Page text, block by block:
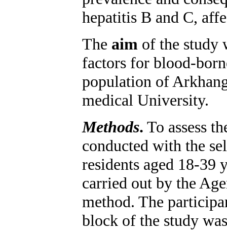
hepatitis B and C,
The aim of the study
factors for blood-
population of
medical University.
Methods. To assess
conducted with the
residents aged 18-39
carried out by the
method. The
block of the study